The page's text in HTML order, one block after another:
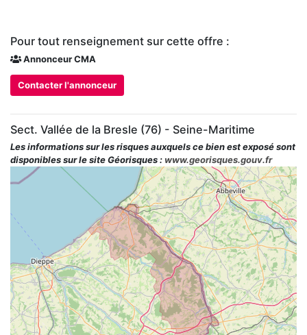
Pour tout renseignement sur cette offre :
Annonceur CMA
Contacter l'annonceur
Sect. Vallée de la Bresle (76) - Seine-Maritime
Les informations sur les risques auxquels ce bien est exposé sont
disponibles sur le site Géorisques : www.georisques.gouv.fr